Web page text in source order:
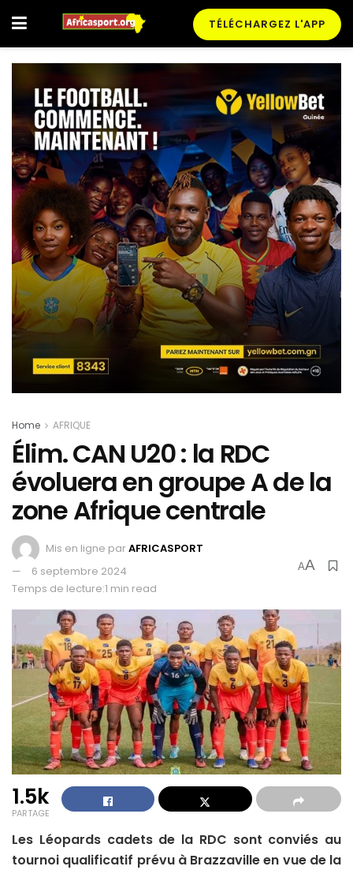
TÉLÉCHARGEZ L'APP
Home AFRIQUE
Élim. CAN U20 : la RDC
évoluera en groupe A de la
zone Afrique centrale
Mis en ligne parAFRICASPORT
6 septembre 2024
Temps de lecture:1 min read
AA
1.5k
PARTAGE
Les Léopards cadets de la RDC sont conviés au
tournoi qualificatif prévu à Brazzaville en vue de la